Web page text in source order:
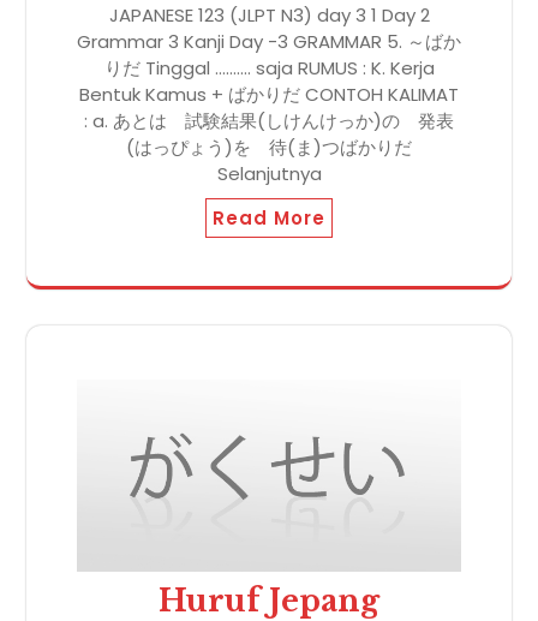
JAPANESE 123 (JLPT N3) day 3 1 Day 2
Grammar 3 Kanji Day -3 GRAMMAR 5. ～ばか
りだ Tinggal ………. saja RUMUS : K. Kerja
Bentuk Kamus + ばかりだ CONTOH KALIMAT
: a. あとは 試験結果(しけんけっか)の 発表
(はっぴょう)を 待(ま)つばかりだ
Selanjutnya
Read More
Huruf Jepang